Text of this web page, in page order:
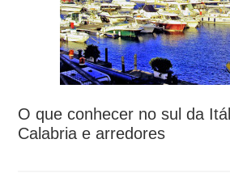
O que conhecer no sul da
Calabria e arredores